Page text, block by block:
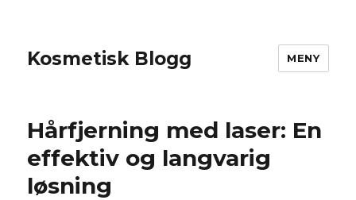
Kosmetisk Blogg MENY
Hårfjerning med laser: En
effektiv og langvarig
løsning